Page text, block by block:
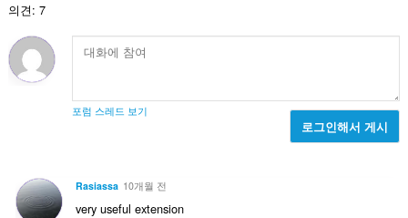
의견: 7
포럼 스레드 보기
로그인해서 게시
Rasiassa 10개월 전
very useful extension